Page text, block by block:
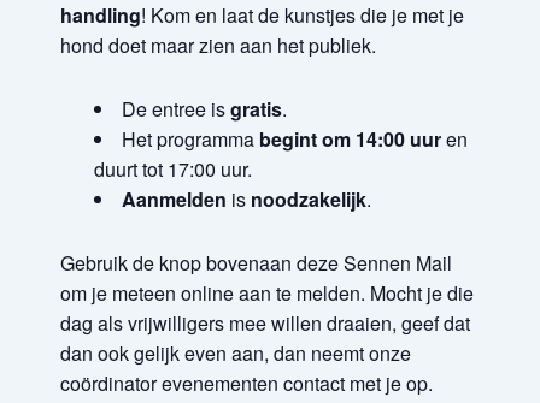
handling! Kom en laat de kunstjes die je met je
hond doet maar zien aan het publiek.
De entree isgratis.
Het programma begint om 14:00 uuren
duurt tot 17:00 uur.
Aanmelden is noodzakelijk.
Gebruik de knop bovenaan deze Sennen Mail
om je meteen online aan te melden. Mocht je die
dag als vrijwilligers mee willen draaien, geef dat
dan ook gelijk even aan, dan neemt onze
coördinator evenementen contact met je op.